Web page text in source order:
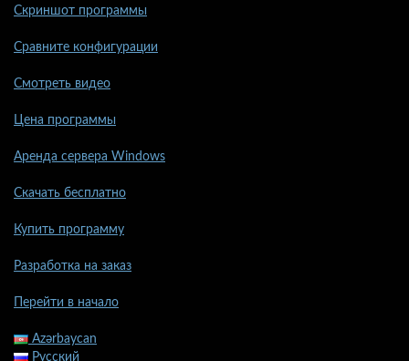
Скриншот программы
Сравните конфигурации
Смотреть видео
Цена программы
Аренда сервера Windows
Скачать бесплатно
Купить программу
Разработка на заказ
Перейти в начало
Azərbaycan
Русский